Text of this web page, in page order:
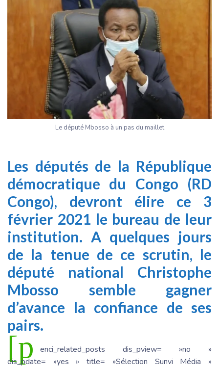
Le député Mbosso à un pas du maillet
Les députés de la République
démocratique du Congo (RD
Congo), devront élire ce 3
février 2021 le bureau de leur
institution. A quelques jours
de la tenue de ce scrutin, le
député national Christophe
Mbosso semble gagner
d’avance la confiance de ses
pairs.
[p
enci_related_posts dis_pview= »no »
dis_pdate= »yes » title= »Sélection Sunvi Média »